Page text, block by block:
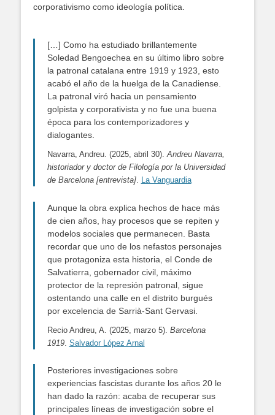
corporativismo como ideología política.
[…] Como ha estudiado brillantemente
Soledad Bengoechea en su último libro sobre
la patronal catalana entre 1919 y 1923, esto
acabó el año de la huelga de la Canadiense.
La patronal viró hacia un pensamiento
golpista y corporativista y no fue una buena
época para los contemporizadores y
dialogantes.
Navarra, Andreu. (2025, abril 30).Andreu Navarra,
historiador y doctor de Filología por la Universidad
de Barcelona [entrevista]. La Vanguardia
Aunque la obra explica hechos de hace más
de cien años, hay procesos que se repiten y
modelos sociales que permanecen. Basta
recordar que uno de los nefastos personajes
que protagoniza esta historia, el Conde de
Salvatierra, gobernador civil, máximo
protector de la represión patronal, sigue
ostentando una calle en el distrito burgués
por excelencia de Sarrià-Sant Gervasi.
Recio Andreu, A. (2025, marzo 5). Barcelona
1919. Salvador López Arnal
Posteriores investigaciones sobre
experiencias fascistas durante los años 20 le
han dado la razón: acaba de recuperar sus
principales líneas de investigación sobre el